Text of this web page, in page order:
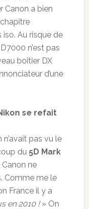
Canon a bien
Au risque de
n’est pas
boîtier DX
d’une
se refait
n’avait pas vu le
du 5D Mark
Canon ne
Comme me le
France il y a
en 2010 !» On